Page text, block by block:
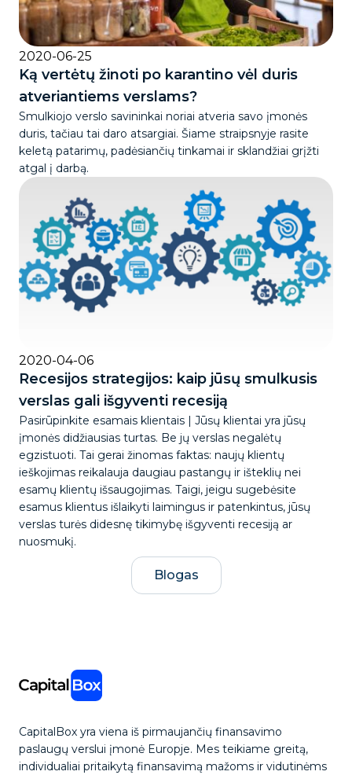
2020-06-25
Ką vertėtų žinoti po karantino vėl duris
atveriantiems verslams?
Smulkiojo verslo savininkai noriai atveria savo įmonės
duris, tačiau tai daro atsargiai. Šiame straipsnyje rasite
keletą patarimų, padėsiančių tinkamai ir sklandžiai grįžti
atgal į darbą.
2020-04-06
Recesijos strategijos: kaip jūsų smulkusis
verslas gali išgyventi recesiją
Pasirūpinkite esamais klientais | Jūsų klientai yra jūsų
įmonės didžiausias turtas. Be jų verslas negalėtų
egzistuoti. Tai gerai žinomas faktas: naujų klientų
ieškojimas reikalauja daugiau pastangų ir išteklių nei
esamų klientų išsaugojimas. Taigi, jeigu sugebėsite
esamus klientus išlaikyti laimingus ir patenkintus, jūsų
verslas turės didesnę tikimybę išgyventi recesiją ar
nuosmukį.
Blogas
CapitalBox yra viena iš pirmaujančių finansavimo
paslaugų verslui įmonė Europje. Mes teikiame greitą,
individualiai pritaikytą finansavimą mažoms ir vidutinėms